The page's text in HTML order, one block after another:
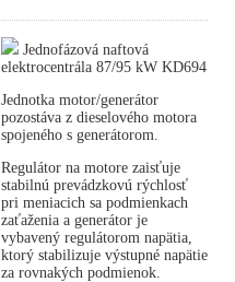
Jednofázová naftová
elektrocentrála 87/95 kW KD694
Jednotka motor/generátor
pozostáva z dieselového motora
spojeného s generátorom.
Regulátor na motore zaisťuje
stabilnú prevádzkovú rýchlosť
pri meniacich sa podmienkach
zaťaženia a generátor je
vybavený regulátorom napätia,
ktorý stabilizuje výstupné napätie
za rovnakých podmienok.